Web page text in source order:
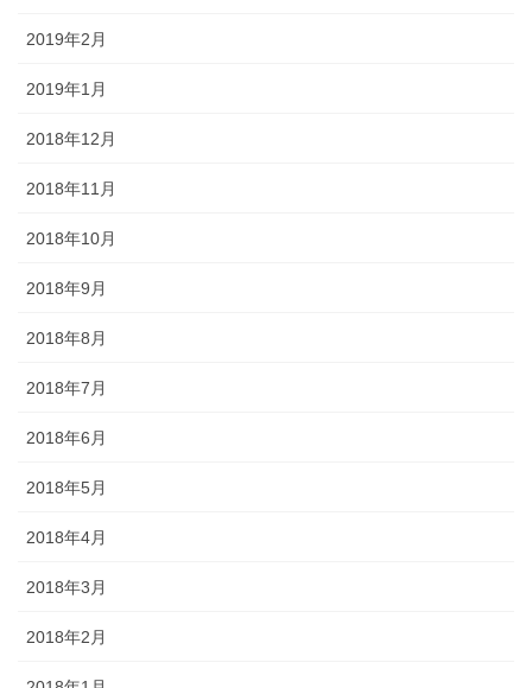
2019年2月
2019年1月
2018年12月
2018年11月
2018年10月
2018年9月
2018年8月
2018年7月
2018年6月
2018年5月
2018年4月
2018年3月
2018年2月